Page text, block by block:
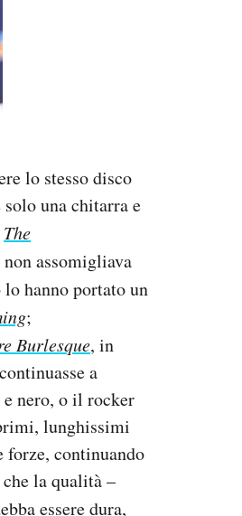
lo stesso disco
una chitarra e
The
non assomigliava
hanno portato un
;
Burlesque, in
a
nero, o il rocker
lunghissimi
forze, continuando
la qualità –
essere dura,